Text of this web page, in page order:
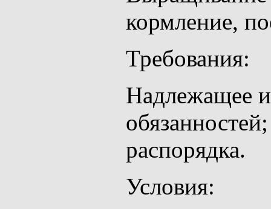
кормление,
Требования:
Надлежащее
распорядка.
Условия: